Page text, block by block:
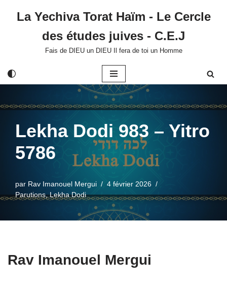
La Yechiva Torat Haïm - Le Cercle
des études juives - C.E.J
Fais de DIEU un DIEU Il fera de toi un Homme
Lekha Dodi 983 – Yitro
5786
par Rav Imanouel Mergui
4 février 2026
Parutions,Lekha Dodi
Rav Imanouel Mergui